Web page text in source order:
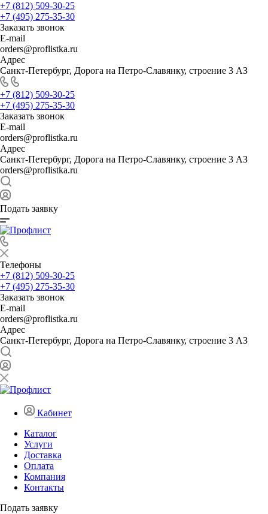
+7 (812) 509-30-25
+7 (495) 275-35-30
Заказать звонок
E-mail
orders@proflistka.ru
Адрес
Санкт-Петербург, Дорога на Петро-Славянку, строение 3 АЗ
+7 (812) 509-30-25
+7 (495) 275-35-30
Заказать звонок
E-mail
orders@proflistka.ru
Адрес
Санкт-Петербург, Дорога на Петро-Славянку, строение 3 АЗ
orders@proflistka.ru
Подать заявку
Телефоны
+7 (812) 509-30-25
+7 (495) 275-35-30
Заказать звонок
E-mail
orders@proflistka.ru
Адрес
Санкт-Петербург, Дорога на Петро-Славянку, строение 3 АЗ
Кабинет
Каталог
Услуги
Доставка
Оплата
Компания
Контакты
Подать заявку